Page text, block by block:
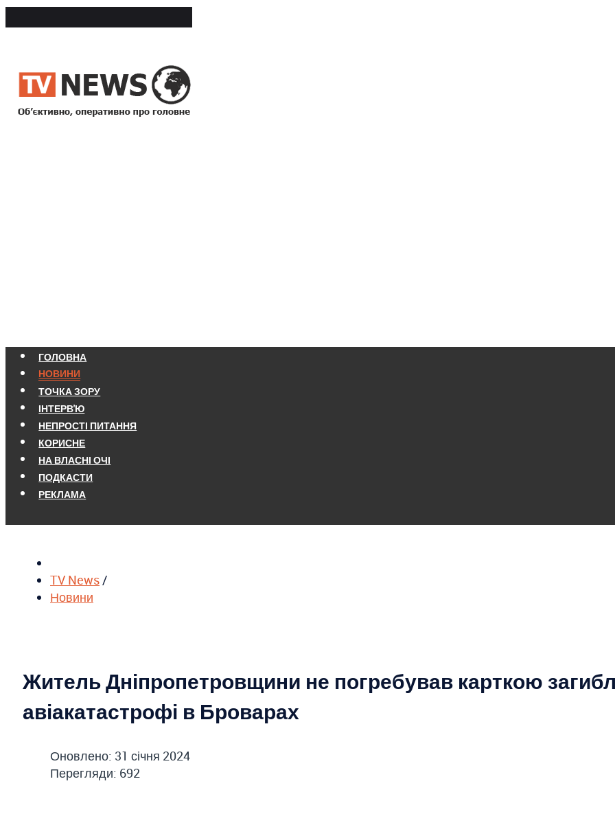
ГОЛОВНА
НОВИНИ
ТОЧКА ЗОРУ
ІНТЕРВ'Ю
НЕПРОСТІ ПИТАННЯ
КОРИСНЕ
НА ВЛАСНІ ОЧІ
ПОДКАСТИ
РЕКЛАМА
TV News /
Новини
Житель Дніпропетровщини не погребував карткою
авіакатастрофі в Броварах
Оновлено: 31 січня 2024
Перегляди: 692